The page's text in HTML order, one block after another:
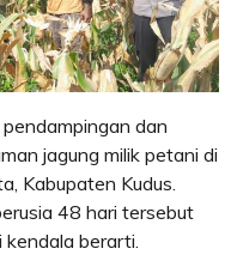
dan
jagung milik petani di
Kabupaten Kudus.
48 hari tersebut
kendala berarti.